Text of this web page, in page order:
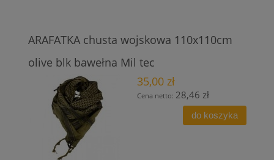
ARAFATKA chusta wojskowa 110x110cm
olive blk bawełna Mil tec
35,00 zł
Cena netto: 28,46 zł
do koszyka